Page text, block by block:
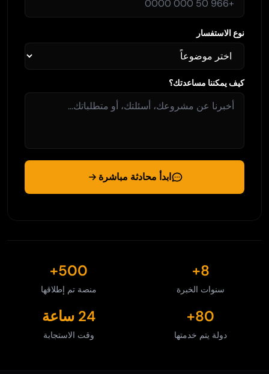
نوع الاستفسار
كيف يمكننا مساعدتك؟
ابدأ محادثة مباشرة
8+
سنوات الخبرة
500+
منصة تم إطلاقها
80+
دولة يتم خدمتها
24 ساعة
وقت الاستجابة